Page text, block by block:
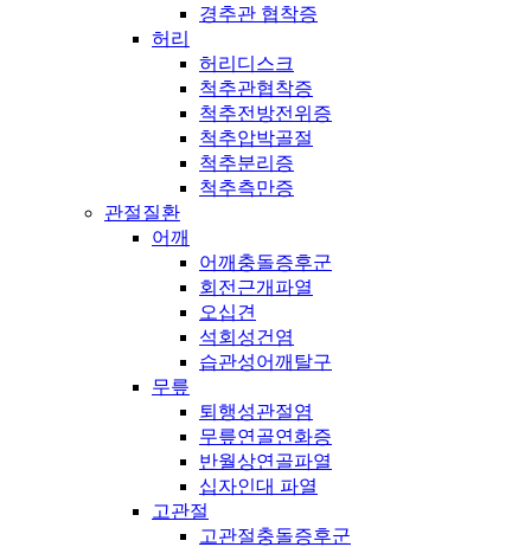
경추관 협착증
허리
허리디스크
척추관협착증
척추전방전위증
척추압박골절
척추분리증
척추측만증
관절질환
어깨
어깨충돌증후군
회전근개파열
오십견
석회성건염
습관성어깨탈구
무릎
퇴행성관절염
무릎연골연화증
반월상연골파열
십자인대 파열
고관절
고관절충돌증후군